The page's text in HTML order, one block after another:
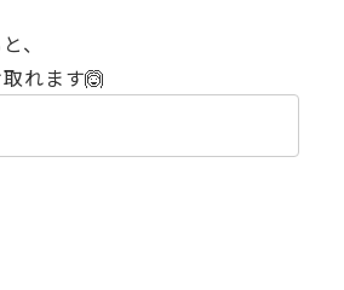
、
れます🙆